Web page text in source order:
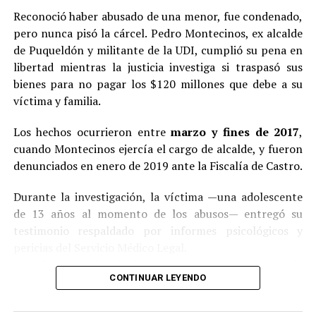
Reconoció haber abusado de una menor, fue condenado,
pero nunca pisó la cárcel. Pedro Montecinos, ex alcalde
de Puqueldón y militante de la UDI, cumplió su pena en
libertad mientras la justicia investiga si traspasó sus
bienes para no pagar los $120 millones que debe a su
víctima y familia.
Los hechos ocurrieron entremarzo y fines de 2017,
cuando Montecinos ejercía el cargo de alcalde, y fueron
denunciados en enero de 2019 ante la Fiscalía de Castro.
Durante la investigación, la víctima —una adolescente
de 13 años al momento de los abusos— entregó su
testimonio respaldado por informes psicológicos y
Ante la contundencia de los antecedentes, el imputado
aceptó los cargosen un procedimiento abreviado,
CONTINUAR LEYENDO